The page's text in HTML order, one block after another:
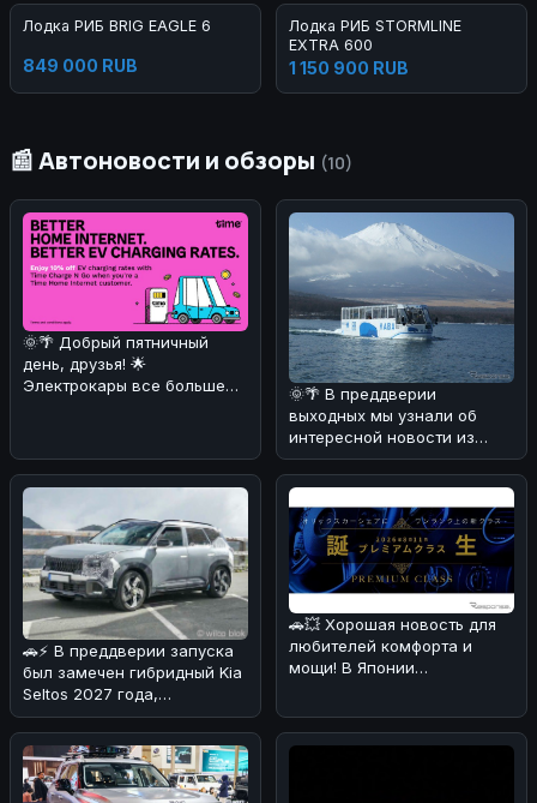
Лодка РИБ BRIG EAGLE 6
849 000 RUB
Лодка РИБ STORMLINE
EXTRA 600
1 150 900 RUB
📰 Автоновости и обзоры (10)
🌞🌴 Добрый пятничный
день, друзья! 🌟
Электрокары все больше
🌞🌴 В преддверии
выходных мы узнали об
интересной новости из
Японии! 🚗💦 Компания Fuji
Quick Bus з
🚗⚡ В преддверии запуска
был замечен гибридный Kia
Seltos 2027 года,
проходящий испытания в
Альпах!
🚗💥 Хорошая новость для
любителей комфорта и
мощи! В Японии